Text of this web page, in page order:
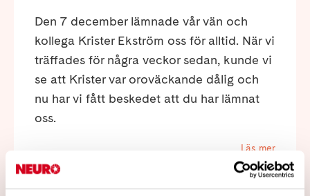
Den 7 december lämnade vår vän och
kollega Krister Ekström oss för alltid. När vi
träffades för några veckor sedan, kunde vi
se att Krister var oroväckande dålig och
nu har vi fått beskedet att du har lämnat
oss.
Läs mer